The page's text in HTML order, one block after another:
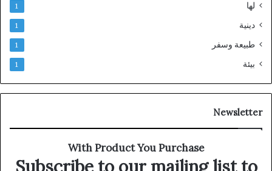
لها 1
دينية 1
طبيعة وسفر 1
بيئة 1
Newsletter
With Product You Purchase